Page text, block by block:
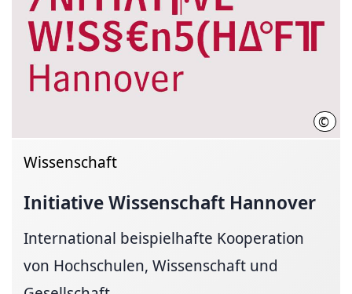
©
Wissenschaft
Initiative Wissenschaft Hannover
International beispielhafte Kooperation
von Hochschulen, Wissenschaft und